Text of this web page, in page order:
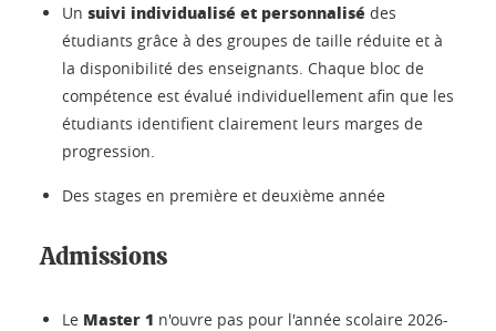
Un suivi individualisé et personnalisé des
étudiants grâce à des groupes de taille réduite et à
la disponibilité des enseignants. Chaque bloc de
compétence est évalué individuellement afin que les
étudiants identifient clairement leurs marges de
progression.
Des stages en première et deuxième année
Admissions
Le Master 1 n'ouvre pas pour l'année scolaire 2026-